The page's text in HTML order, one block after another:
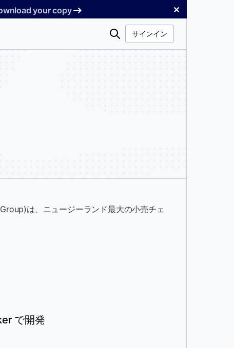
your copy ✕
検
サインイン
は、ニュージーランド最大の小売チェ
で開発